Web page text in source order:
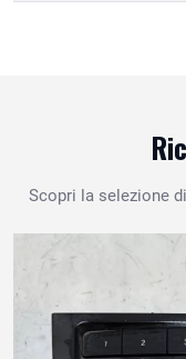
Scopri la selezione